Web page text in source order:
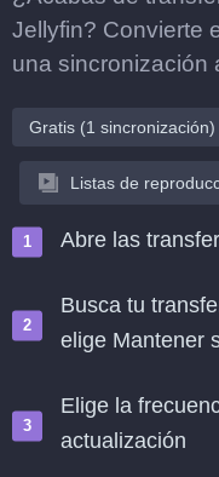
Jellyfin? Convierte
una sincronización
Gratis (1 sincronización)
Listas de
Abre las
Busca tu
elige Mantener
Elige la
actualización